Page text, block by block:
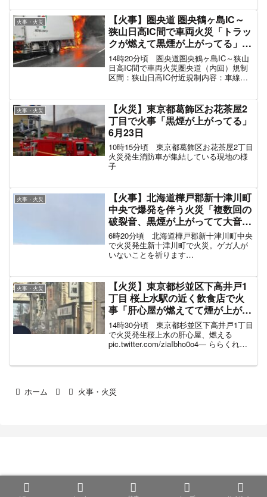
火事・火災
【火事】圏央道 圏央鶴ヶ島IC～
狭山日高IC間で車両火災「トラッ
クが燃えて黒煙が上がってる」車
線規制で渋滞10月6日
14時20分頃 圏央道圏央鶴ヶ島IC～狭山
日高IC間で車両火災圏央道（内回）規制
区間：狭山日高IC付近規制内容：車線規
pic.twitter.com/3hAdscztpf— r...
火事・火災
【火災】東京都葛飾区お花茶屋2
丁目で火事「黒煙が上がってる」
6月23日
10時15分頃 東京都葛飾区お花茶屋2丁目
火災発生消防車が集結している現地の様
子
火事・火災
【火事】北海道樺戸郡新十津川町
中央で爆発を伴う火災「複数回の
破裂音、黒煙が上がってて大音量
のサイレン鳴ってる」#新十津川
4月2日
6時20分頃 北海道樺戸郡新十津川町中央
で火災発生新十津川町で火災。ゲガ人が
いないことを祈ります
前６時すぎ、...
火事・火災
【火災】東京都杉並区下高井戸1
丁目 桜上水駅の近く飲食店で火
事「肝心屋が燃えてて煙が上がっ
てる」3月4日
14時30分頃 東京都杉並区下高井戸1丁目
で火災発生桜上水の肝心屋、燃える
pic.twitter.com/ziaIbho0o4— ららくれバ
ホーム 火事・火災
まとめ部
© 2020 まとめ部.